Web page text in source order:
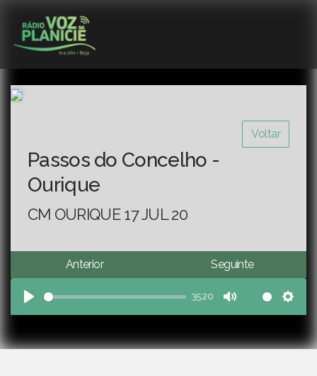
Voltar
Passos do Concelho -
Ourique
CM OURIQUE 17 JUL 20
Anterior Seguinte
Play
35:20
Mute